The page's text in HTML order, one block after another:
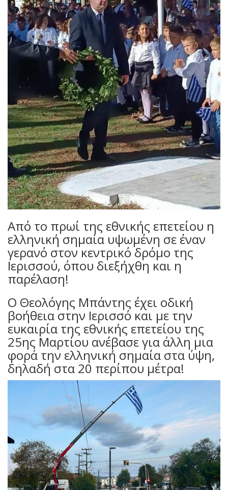
Aπό το πρωί της εθνικής επετείου η
ελληνική σημαία υψωμένη σε έναν
γερανό στον κεντρικό δρόμο της
Ιερισσού, όπου διεξήχθη και η
παρέλαση!
Ο Θεολόγης Μπάντης έχει οδική
βοήθεια στην Ιερισσό και με την
ευκαιρία της εθνικής επετείου της
25ης Μαρτίου ανέβασε για άλλη μια
φορά την ελληνική σημαία στα ύψη,
δηλαδή στα 20 περίπου μέτρα!